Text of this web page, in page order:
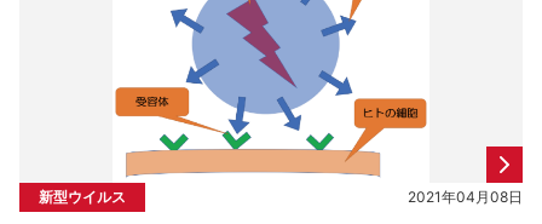
新型ウイルス 2021年04月08日